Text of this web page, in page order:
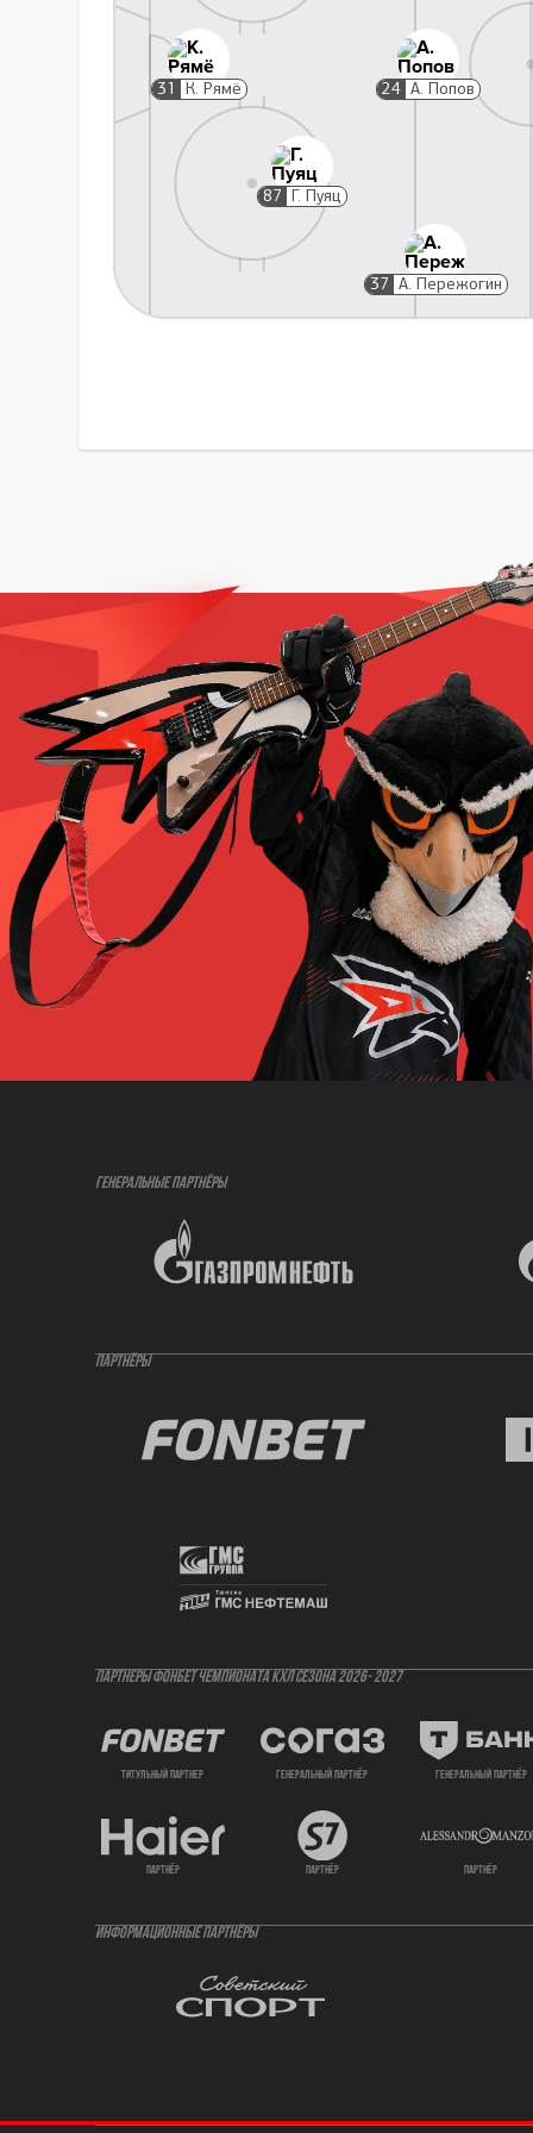
31 К. Рямё
87 Г. Пуяц
24 А. Попов
37 А. Пережогин
ГЕНЕРАЛЬНЫЕ ПАРТНЁРЫ
ПАРТНЁРЫ
ПАРТНЕРЫ ФОНБЕТ ЧЕМПИОНАТА КХЛ СЕЗОНА 2026- 2027
титульный партнер генеральный партнёр генеральный партнёр
партнёр партнёр партнёр
ИНФОРМАЦИОННЫЕ ПАРТНЁРЫ